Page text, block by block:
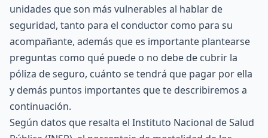
unidades que son más vulnerables al hablar de
seguridad, tanto para el conductor como para su
acompañante, además que es importante plantearse
preguntas como qué puede o no debe de cubrir la
póliza de seguro, cuánto se tendrá que pagar por ella
y demás puntos importantes que te describiremos a
continuación.
Según datos que resalta el Instituto Nacional de Salud